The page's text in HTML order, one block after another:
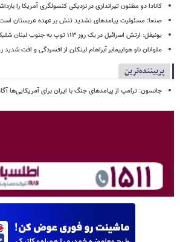
کانادا دو مظنون تیراندازی در نزدیکی کنسولگری آمریکا را
صنعا: مسئولیت پیامدهای تشدید تنش بر عهده عربستان
یونیفل: ارتش اسرائیل در یک روز ۱۱۳ توپ به جنوب لبنان شلیک کرده است
ملوانان ناو هواپیمابر آبراهام لینکلن از افسردگی و افت شدید
پربیننده‌ترین
جانسون: ترامپ از پیامدهای جنگ با ایران برای آمریکایی‌ها